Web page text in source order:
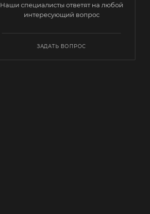
Наши специалисты ответят на любой
интересующий вопрос
ЗАДАТЬ ВОПРОС